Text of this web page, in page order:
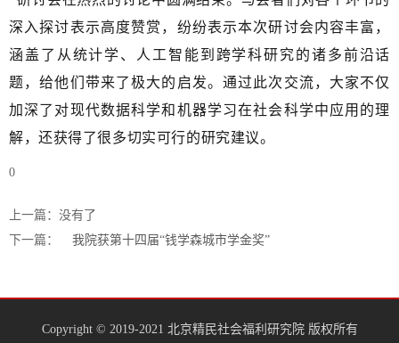
深入探讨表示高度赞赏，纷纷表示本次研讨会内容丰富，
涵盖了从统计学、人工智能到跨学科研究的诸多前沿话
题，给他们带来了极大的启发。通过此次交流，大家不仅
加深了对现代数据科学和机器学习在社会科学中应用的理
解，还获得了很多切实可行的研究建议。
0
上一篇：没有了
下一篇：
我院获第十四届“钱学森城市学金奖”
Copyright © 2019-2021 北京精民社会福利研究院 版权所有